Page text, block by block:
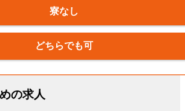
寮なし
どちらでも可
の求人